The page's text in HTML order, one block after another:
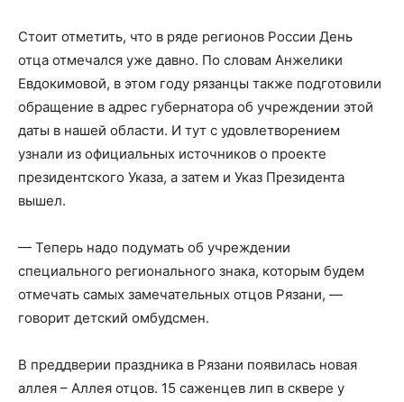
Стоит отметить, что в ряде регионов России День
отца отмечался уже давно. По словам Анжелики
Евдокимовой, в этом году рязанцы также подготовили
обращение в адрес губернатора об учреждении этой
даты в нашей области. И тут с удовлетворением
узнали из официальных источников о проекте
президентского Указа, а затем и Указ Президента
вышел.
— Теперь надо подумать об учреждении
специального регионального знака, которым будем
отмечать самых замечательных отцов Рязани, —
говорит детский омбудсмен.
В преддверии праздника в Рязани появилась новая
аллея – Аллея отцов. 15 саженцев лип в сквере у